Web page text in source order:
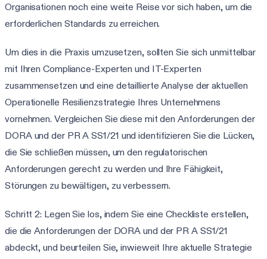
Organisationen noch eine weite Reise vor sich haben, um die
erforderlichen Standards zu erreichen.
Um dies in die Praxis umzusetzen, sollten Sie sich unmittelbar
mit Ihren Compliance-Experten und IT-Experten
zusammensetzen und eine detaillierte Analyse der aktuellen
Operationelle Resilienzstrategie Ihres Unternehmens
vornehmen. Vergleichen Sie diese mit den Anforderungen der
DORA und der PR A SS1/21 und identifizieren Sie die Lücken,
die Sie schließen müssen, um den regulatorischen
Anforderungen gerecht zu werden und Ihre Fähigkeit,
Störungen zu bewältigen, zu verbessern.
Schritt 2: Legen Sie los, indem Sie eine Checkliste erstellen,
die die Anforderungen der DORA und der PR A SS1/21
abdeckt, und beurteilen Sie, inwieweit Ihre aktuelle Strategie